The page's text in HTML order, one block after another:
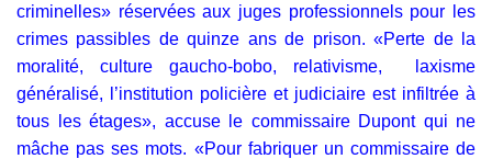
criminelles» réservées aux juges professionnels pour les
crimes passibles de quinze ans de prison. «Perte de la
moralité, culture gaucho-bobo, relativisme, laxisme
généralisé, l’institution policière et judiciaire est infiltrée à
tous les étages», accuse le commissaire Dupont qui ne
mâche pas ses mots. «Pour fabriquer un commissaire de